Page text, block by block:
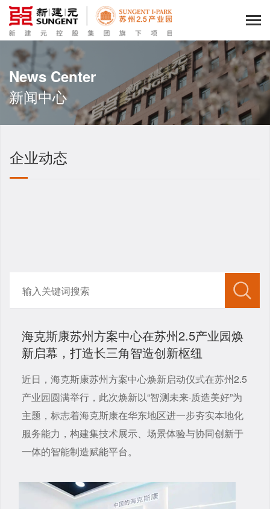
News Center
新闻中心
企业动态
海克斯康苏州方案中心在苏州2.5产业园焕
新启幕，打造长三角智造创新枢纽
近日，海克斯康苏州方案中心焕新启动仪式在苏州2.5
产业园圆满举行，此次焕新以“智测未来·质造美好”为
主题，标志着海克斯康在华东地区进一步夯实本地化
服务能力，构建集技术展示、场景体验与协同创新于
一体的智能制造赋能平台。